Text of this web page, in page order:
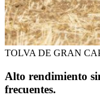
TOLVA DE GRAN
Alto rendimiento
frecuentes.